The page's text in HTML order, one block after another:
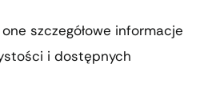
szczegółowe informacje
i dostępnych